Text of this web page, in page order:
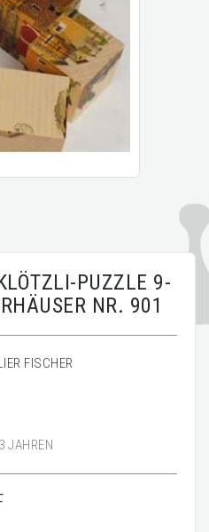
PUZZLE 9-
NR. 901
FISCHER
JAHREN